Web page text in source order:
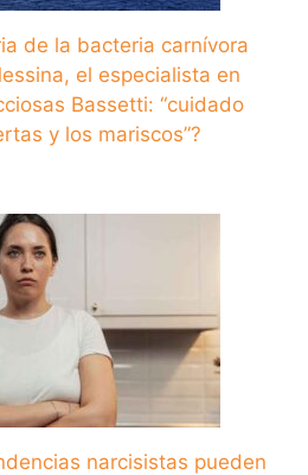
de la bacteria carnívora
el especialista en
Bassetti: “cuidado
y los mariscos”?
narcisistas pueden